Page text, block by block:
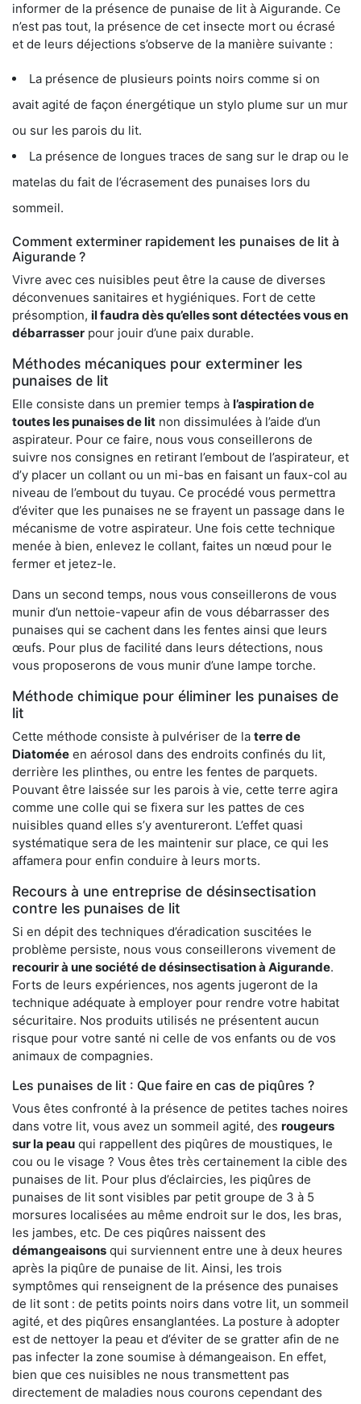
informer de la présence de punaise de lit à Aigurande. Ce
n’est pas tout, la présence de cet insecte mort ou écrasé
et de leurs déjections s’observe de la manière suivante :
La présence de plusieurs points noirs comme si on
avait agité de façon énergétique un stylo plume sur un mur
ou sur les parois du lit.
La présence de longues traces de sang sur le drap ou le
matelas du fait de l’écrasement des punaises lors du
sommeil.
Comment exterminer rapidement les punaises de lit à
Aigurande ?
Vivre avec ces nuisibles peut être la cause de diverses
déconvenues sanitaires et hygiéniques. Fort de cette
présomption, il faudra dès qu’elles sont détectées vous en
débarrasser pour jouir d’une paix durable.
Méthodes mécaniques pour exterminer les
punaises de lit
Elle consiste dans un premier temps à l’aspiration de
toutes les punaises de lit non dissimulées à l’aide d’un
aspirateur. Pour ce faire, nous vous conseillerons de
suivre nos consignes en retirant l’embout de l’aspirateur, et
d’y placer un collant ou un mi-bas en faisant un faux-col au
niveau de l’embout du tuyau. Ce procédé vous permettra
d’éviter que les punaises ne se frayent un passage dans le
mécanisme de votre aspirateur. Une fois cette technique
menée à bien, enlevez le collant, faites un nœud pour le
fermer et jetez-le.
Dans un second temps, nous vous conseillerons de vous
munir d’un nettoie-vapeur afin de vous débarrasser des
punaises qui se cachent dans les fentes ainsi que leurs
œufs. Pour plus de facilité dans leurs détections, nous
vous proposerons de vous munir d’une lampe torche.
Méthode chimique pour éliminer les punaises de
lit
Cette méthode consiste à pulvériser de la terre de
Diatomée en aérosol dans des endroits confinés du lit,
derrière les plinthes, ou entre les fentes de parquets.
Pouvant être laissée sur les parois à vie, cette terre agira
comme une colle qui se fixera sur les pattes de ces
nuisibles quand elles s’y aventureront. L’effet quasi
systématique sera de les maintenir sur place, ce qui les
affamera pour enfin conduire à leurs morts.
Recours à une entreprise de désinsectisation
contre les punaises de lit
Si en dépit des techniques d’éradication suscitées le
problème persiste, nous vous conseillerons vivement de
recourir à une société de désinsectisation à Aigurande.
Forts de leurs expériences, nos agents jugeront de la
technique adéquate à employer pour rendre votre habitat
sécuritaire. Nos produits utilisés ne présentent aucun
risque pour votre santé ni celle de vos enfants ou de vos
animaux de compagnies.
Les punaises de lit : Que faire en cas de piqûres ?
Vous êtes confronté à la présence de petites taches noires
dans votre lit, vous avez un sommeil agité, des rougeurs
sur la peau qui rappellent des piqûres de moustiques, le
cou ou le visage ? Vous êtes très certainement la cible des
punaises de lit. Pour plus d’éclaircies, les piqûres de
punaises de lit sont visibles par petit groupe de 3 à 5
morsures localisées au même endroit sur le dos, les bras,
les jambes, etc. De ces piqûres naissent des
démangeaisons qui surviennent entre une à deux heures
après la piqûre de punaise de lit. Ainsi, les trois
symptômes qui renseignent de la présence des punaises
de lit sont : de petits points noirs dans votre lit, un sommeil
agité, et des piqûres ensanglantées. La posture à adopter
est de nettoyer la peau et d’éviter de se gratter afin de ne
pas infecter la zone soumise à démangeaison. En effet,
bien que ces nuisibles ne nous transmettent pas
directement de maladies nous courons cependant des